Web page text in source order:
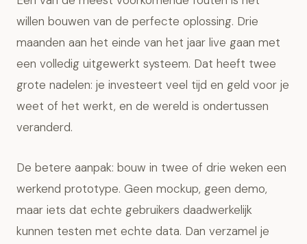
willen bouwen van de perfecte oplossing. Drie
maanden aan het einde van het jaar live gaan met
een volledig uitgewerkt systeem. Dat heeft twee
grote nadelen: je investeert veel tijd en geld voor je
weet of het werkt, en de wereld is ondertussen
veranderd.
De betere aanpak: bouw in twee of drie weken een
werkend prototype. Geen mockup, geen demo,
maar iets dat echte gebruikers daadwerkelijk
kunnen testen met echte data. Dan verzamel je